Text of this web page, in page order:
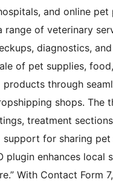
and online
of veterinary
diagnostics,
of pet supplies,
through
shops. The
treatment
for sharing
plugin enhances
With Contact